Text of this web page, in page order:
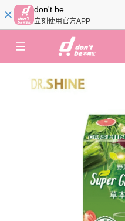
don't be
立刻使用官方APP